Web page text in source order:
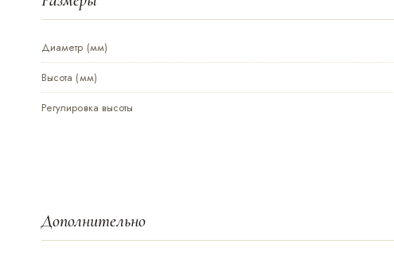
Диаметр (мм)
Высота (мм)
Регулировка высоты
Дополнительно